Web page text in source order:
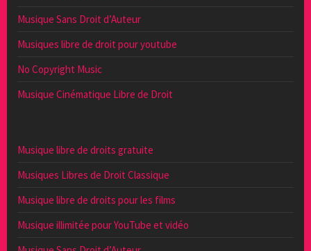
Musique Sans Droit d’Auteur
Musiques libre de droit pour youtube
No Copyright Music
Musique Cinématique Libre de Droit
Musique libre de droits gratuite
Musiques Libres de Droit Classique
Musique libre de droits pour les films
Musique illimitée pour YouTube et vidéo